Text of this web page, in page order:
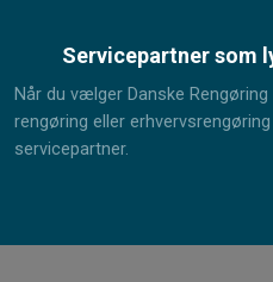
​Servicepartner som
Når du vælger Danske
rengøring eller
servicepartner.